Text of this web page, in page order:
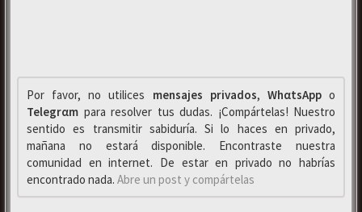
Por favor, no utilices mensajes privados, WhαtsAppo
Telegrαm para resolver tus dudas. ¡Compártelas! Nuestro
sentido es transmitir sabiduría. Si lo haces en privado,
mañana no estará disponible. Encontraste nuestra
comunidad en internet. De estar en privado no habrías
encontrado nada. Abre un post y compártelas